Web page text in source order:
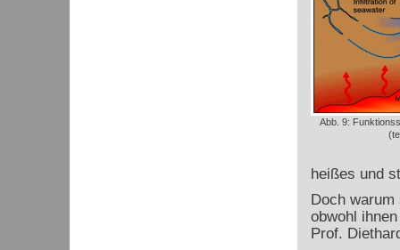
Abb. 9:
heißes und
Doch
obwohl
Prof.